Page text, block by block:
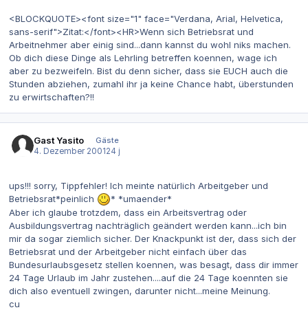
<BLOCKQUOTE><font size="1" face="Verdana, Arial, Helvetica,
sans-serif">Zitat:</font><HR>Wenn sich Betriebsrat und
Arbeitnehmer aber einig sind...dann kannst du wohl niks machen.
Ob dich diese Dinge als Lehrling betreffen koennen, wage ich
aber zu bezweifeln. Bist du denn sicher, dass sie EUCH auch die
Stunden abziehen, zumahl ihr ja keine Chance habt, überstunden
zu erwirtschaften?!!
Gast Yasito
Gäste
4. Dezember 2001 24 j
ups!!! sorry, Tippfehler! Ich meinte natürlich Arbeitgeber und
Betriebsrat*peinlich
* *umaender*
Aber ich glaube trotzdem, dass ein Arbeitsvertrag oder
Ausbildungsvertrag nachträglich geändert werden kann...ich bin
mir da sogar ziemlich sicher. Der Knackpunkt ist der, dass sich der
Betriebsrat und der Arbeitgeber nicht einfach über das
Bundesurlaubsgesetz stellen koennen, was besagt, dass dir immer
24 Tage Urlaub im Jahr zustehen....auf die 24 Tage koennten sie
dich also eventuell zwingen, darunter nicht...meine Meinung.
cu